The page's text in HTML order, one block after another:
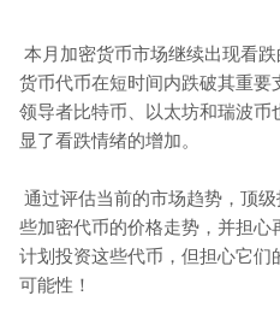
本月加密货币市场继续出现看
货币代币在短时间内跌破其重要
领导者比特币、以太坊和瑞波币
显了看跌情绪的增加。
通过评估当前的市场趋势，顶
些加密代币的价格走势，并担
计划投资这些代币，但担心它
可能性！